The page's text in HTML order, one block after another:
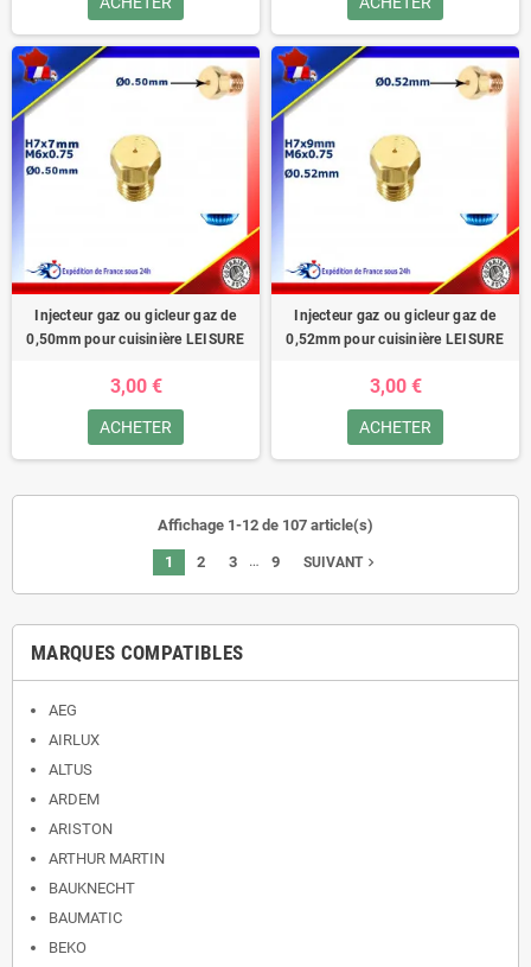
MARQUES COMPATIBLES
AEG
AIRLUX
ALTUS
ARDEM
ARISTON
ARTHUR MARTIN
BAUKNECHT
BAUMATIC
BEKO
Injecteur gaz ou gicleur gaz de
0,50mm pour cuisinière LEISURE
3,00 €
ACHETER
Injecteur gaz ou gicleur gaz de
0,52mm pour cuisinière LEISURE
3,00 €
ACHETER
Affichage 1-12 de 107 article(s)
1 2 3 … 9 SUIVANTnavigate_next